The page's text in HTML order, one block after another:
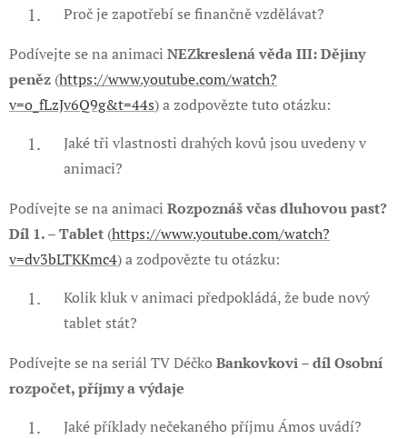
Proč je zapotřebí se finančně vzdělávat?
Podívejte se na animaci NEZkreslená věda III: Dějiny
peněz (https://www.youtube.com/watch?
v=o_fLzJv6Q9g&t=44s) a zodpovězte tuto otázku:
Jaké tři vlastnosti drahých kovů jsou uvedeny v
animaci?
Podívejte se na animaci Rozpoznáš včas dluhovou past?
Díl 1. – Tablet (https://www.youtube.com/watch?
v=dv3bLTKKmc4) a zodpovězte tu otázku:
Kolik kluk v animaci předpokládá, že bude nový
tablet stát?
Podívejte se na seriál TV Déčko Bankovkovi – díl Osobní
rozpočet, příjmy a výdaje
Jaké příklady nečekaného příjmu Ámos uvádí?